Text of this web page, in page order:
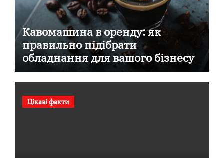
Кавомашина в оренду: як
правильно підібрати
обладнання для вашого бізнесу
Цікаві факти